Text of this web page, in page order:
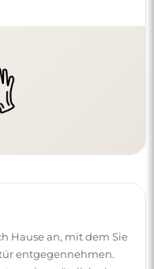
Kurier die Sendung